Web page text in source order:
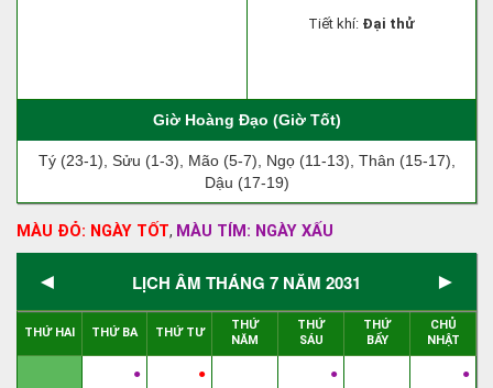
Tiết khí: Đại thử
Giờ Hoàng Đạo (Giờ Tốt)
Tý (23-1), Sửu (1-3), Mão (5-7), Ngọ (11-13), Thân (15-17),
Dậu (17-19)
MÀU ĐỎ: NGÀY TỐT, MÀU TÍM: NGÀY XẤU
◄ LỊCH ÂM THÁNG 7 NĂM 2031 ►
THỨ HAI THỨ BA THỨ TƯ
THỨ
NĂM
THỨ
SÁU
THỨ
BẨY
CHỦ
NHẬT
● ● ● ●